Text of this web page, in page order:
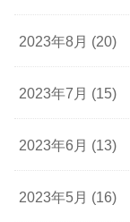
2023年8月 (20)
2023年7月 (15)
2023年6月 (13)
2023年5月 (16)